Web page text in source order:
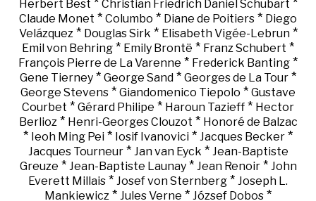
Herbert Best * Christian Friedrich Daniel Schubart *
Claude Monet * Columbo * Diane de Poitiers * Diego
Velázquez * Douglas Sirk * Elisabeth Vigée-Lebrun*
Emil von Behring * Emily Brontë * Franz Schubert *
François Pierre de La Varenne * Frederick Banting *
Gene Tierney * George Sand * Georges de La Tour *
George Stevens * Giandomenico Tiepolo * Gustave
Courbet * Gérard Philipe * Haroun Tazieff * Hector
Berlioz * Henri-Georges Clouzot * Honoré de Balzac
* Ieoh Ming Pei * Iosif Ivanovici * Jacques Becker *
Jacques Tourneur* Jan van Eyck * Jean-Baptiste
Greuze * Jean-Baptiste Launay* Jean Renoir* John
Everett Millais * Josef von Sternberg * Joseph L.
Mankiewicz * Jules Verne * József Dobos *